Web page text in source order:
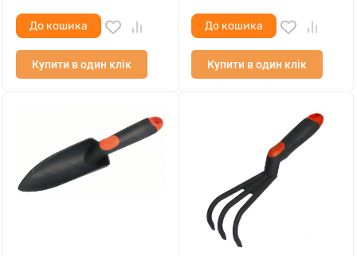
До кошика
Купити в один клік
До кошика
Купити в один клік